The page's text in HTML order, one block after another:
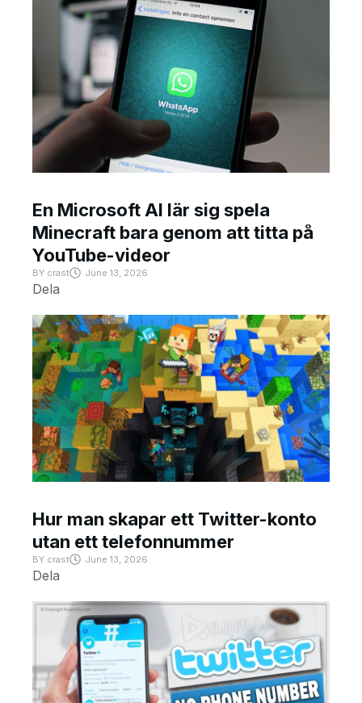
En Microsoft AI lär sig spela
Minecraft bara genom att titta på
YouTube-videor
BY crast June 13, 2026
Dela
Hur man skapar ett Twitter-konto
utan ett telefonnummer
BY crast June 13, 2026
Dela